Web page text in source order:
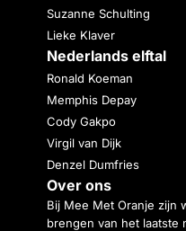
Suzanne Schulting
Lieke Klaver
Nederlands elftal
Ronald Koeman
Memphis Depay
Cody Gakpo
Virgil van Dijk
Denzel Dumfries
Over ons
Bij Mee Met Oranje zijn
brengen van het laatste